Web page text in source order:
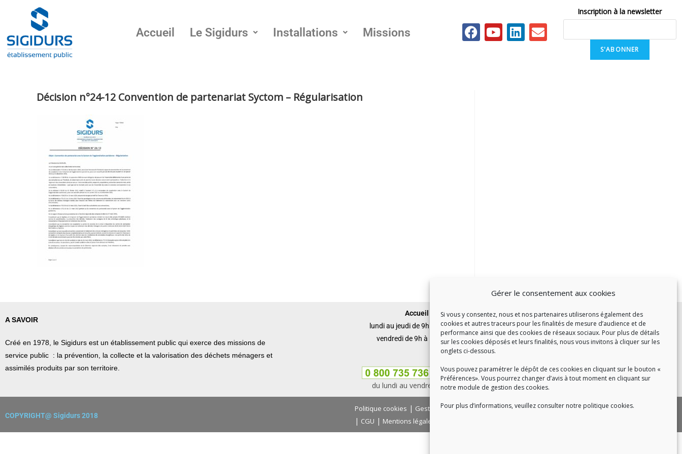
Gérer le consentement aux cookies
Si vous y consentez, nous et nos partenaires utiliserons également des
cookies et autres traceurs pour les finalités de mesure d’audience et de
performance ainsi que des cookies de réseaux sociaux. Pour plus de détails
sur les cookies déposés et leurs finalités, nous vous invitons à cliquer sur les
onglets ci-dessous.
Vous pouvez paramétrer le dépôt de ces cookies en cliquant sur le bouton «
Préférences». Vous pourrez changer d’avis à tout moment en cliquant sur
notre module de gestion des cookies.
Pour plus d’informations, veuillez consulter notre politique cookies.
Accueil Le Sigidurs Installations Missions
Inscription à la newsletter
S'ABONNER
Décision n°24-12 Convention de partenariat Syctom – Régularisation
A SAVOIR
Créé en 1978, le Sigidurs est un établissement public qui exerce des missions de
service public : la prévention, la collecte et la valorisation des déchets ménagers et
assimilés produits par son territoire.
Accueil du public :
lundi au jeudi de 9h à 12h et de 14h à 17h
vendredi de 9h à 12h et de 14h à 16h
du lundi au vendredi, de 8h30 à 18h30
COPYRIGHT@ Sigidurs 2018
Politique cookies | Gestion des cookies|Politique de confidentialité
| CGU | Mentions légales